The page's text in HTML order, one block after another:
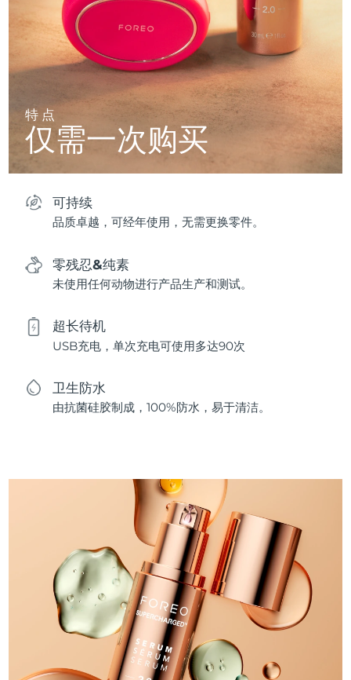
特点
仅需一次购买
可持续
品质卓越，可经年使用，无需更换零件。
零残忍&纯素
未使用任何动物进行产品生产和测试。
超长待机
USB充电，单次充电可使用多达90次
卫生防水
由抗菌硅胶制成，100%防水，易于清洁。